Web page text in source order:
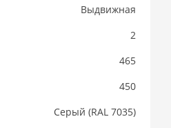
Выдвижная
2
465
450
Cерый (RAL 7035)